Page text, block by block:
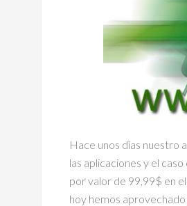
Hace unos días nuestro
las aplicaciones y el
por valor de 99,99$ en
hoy hemos